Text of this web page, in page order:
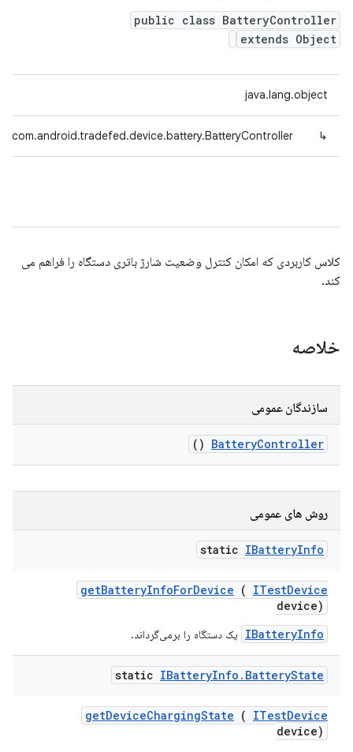
public class BatteryController
extends Object
java.lang.object
↳
com.android.tradefed.device.battery.BatteryController
کلاس کاربردی که امکان کنترل وضعیت شارژ باتری دستگاه را فراهم می
کند.
خلاصه
سازندگان عمومی
BatteryController
()
روش های عمومی
static IBatteryInfo
getBatteryInfoForDevice ( ITestDevice
device)
IBatteryInfo
یک دستگاه را برمی‌گرداند.
static IBatteryInfo . BatteryState
getDeviceChargingState ( ITestDevice
device)